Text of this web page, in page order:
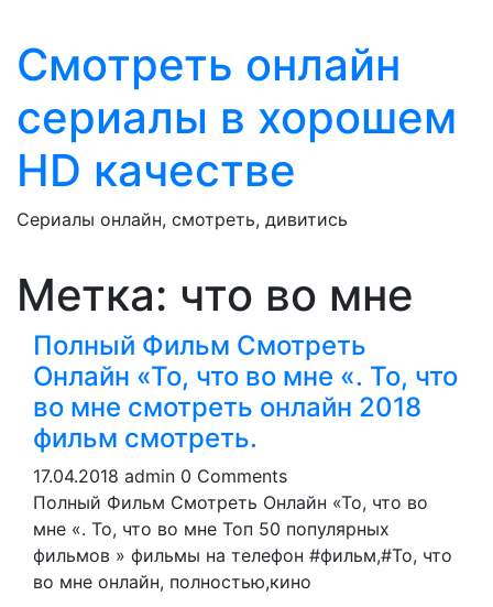
content
Смотреть онлайн
сериалы в хорошем
HD качестве
Сериалы онлайн, смотреть, дивитись
Button
Метка: что во мне
Полный Фильм Смотреть
Онлайн «То, что во мне «. То, что
во мне смотреть онлайн 2018
фильм смотреть.
17.04.2018 admin 0 Comments
Полный Фильм Смотреть Онлайн «То, что во
мне «. То, что во мне Топ 50 популярных
фильмов » фильмы на телефон #фильм,#То, что
во мне онлайн, полностью,кино